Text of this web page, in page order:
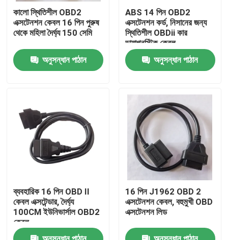
আমাদের সম্পর্কে
কারখানা ভ্রমণ
মান নিয়ন্ত্রণ
উদ্ধৃতির জন্য আবেদন
OBD2 সংযোগকারী তারের
OBD2 এক্সটেনশন কেবল
কালো স্থিতিশীল OBD2
এক্সটেনশন কেবল 16 পিন পুরুষ
থেকে মহিলা দৈর্ঘ্য 150 সেমি
অনুসন্ধান পাঠান
ABS 14 পিন OBD2
এক্সটেনশন কর্ড, নিসানের জন্য
স্থিতিশীল OBDii কার
ডায়াগনস্টিক কেবল
অনুসন্ধান পাঠান
ব্যবহারিক 16 পিন OBD II
কেবল এক্সটেন্ডার, দৈর্ঘ্য
100CM ইউনিভার্সাল OBD2
কেবল
16 পিন J1962 OBD 2
এক্সটেনশন কেবল, বহুমুখী OBD
এক্সটেনশন লিড